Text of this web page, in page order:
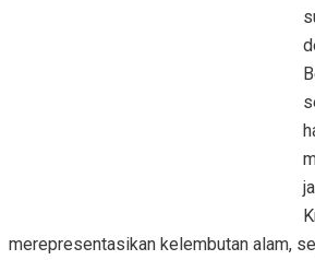
merepresentasikan kelembutan alam,